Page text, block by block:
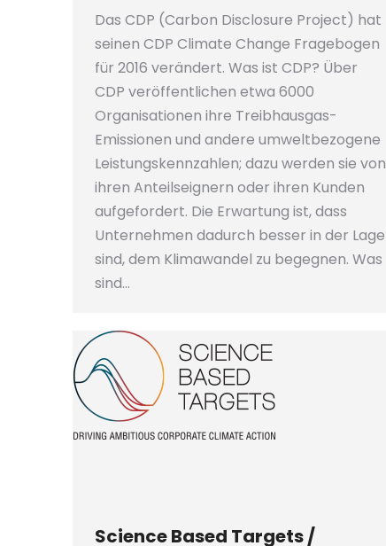
Das CDP (Carbon Disclosure Project) hat
seinen CDP Climate Change Fragebogen
für 2016 verändert. Was ist CDP? Über
CDP veröffentlichen etwa 6000
Organisationen ihre Treibhausgas-
Emissionen und andere umweltbezogene
Leistungskennzahlen; dazu werden sie von
ihren Anteilseignern oder ihren Kunden
aufgefordert. Die Erwartung ist, dass
Unternehmen dadurch besser in der Lage
sind, dem Klimawandel zu begegnen. Was
sind…
Science Based Targets /